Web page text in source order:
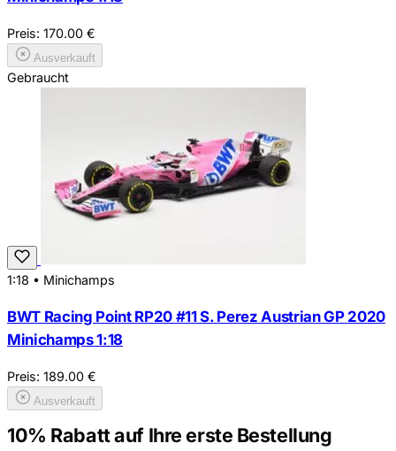
Preis: 170.00 €
Ausverkauft
Gebraucht
1:18 • Minichamps
BWT Racing Point RP20 #11 S. Perez Austrian GP 2020
Minichamps 1:18
Preis: 189.00 €
Ausverkauft
10% Rabatt auf Ihre erste Bestellung